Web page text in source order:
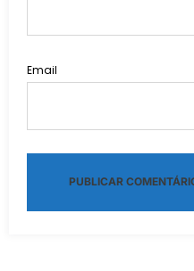
Email